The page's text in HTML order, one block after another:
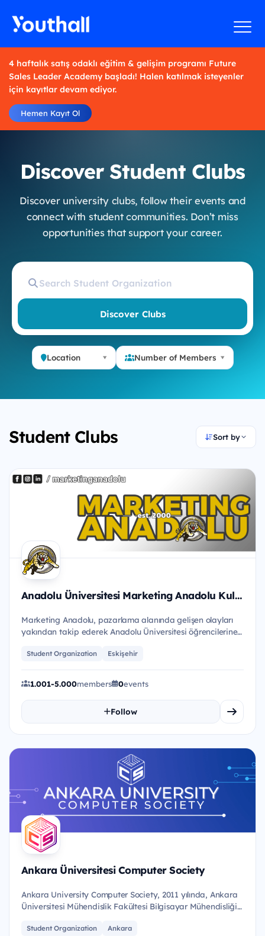
4 haftalık satış odaklı eğitim & gelişim programı Future
Sales Leader Academy başladı! Halen katılmak isteyenler
için kayıtlar devam ediyor.
Hemen Kayıt Ol
Discover Student Clubs
Discover university clubs, follow their events and
connect with student communities. Don’t miss
opportunities that support your career.
Discover Clubs
Location Number of Members
Student Clubs Sort by
Anadolu Üniversitesi Marketing Anadolu Kulübü
Marketing Anadolu, pazarlama alanında gelişen olayları
yakından takip ederek Anadolu Üniversitesi öğrencilerine
Student Organization Eskişehir
1.001-5.000members 0events
Follow
Ankara Üniversitesi Computer Society
Ankara University Computer Society, 2011 yılında, Ankara
Üniversitesi Mühendislik Fakültesi Bilgisayar Mühendisliği
Student Organization Ankara